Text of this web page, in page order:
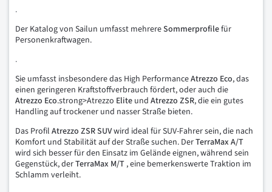
.
Der Katalog von Sailun umfasst mehrereSommerprofilefür
Personenkraftwagen.
.
Sie umfasst insbesondere das High PerformanceAtrezzo Eco, das
einen geringeren Kraftstoffverbrauch fördert, oder auch die
Atrezzo Eco.strong>Atrezzo Elite und Atrezzo ZSR, die ein gutes
Handling auf trockener und nasser Straße bieten.
Das Profil Atrezzo ZSR SUVwird ideal für SUV-Fahrer sein, die nach
Komfort und Stabilität auf der Straße suchen. DerTerraMax A/T
wird sich besser für den Einsatz im Gelände eignen, während sein
Gegenstück, derTerraMax M/T , eine bemerkenswerte Traktion im
Schlamm verleiht.